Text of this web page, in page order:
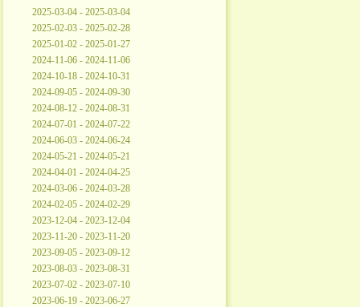
2025-03-04 - 2025-03-04
2025-02-03 - 2025-02-28
2025-01-02 - 2025-01-27
2024-11-06 - 2024-11-06
2024-10-18 - 2024-10-31
2024-09-05 - 2024-09-30
2024-08-12 - 2024-08-31
2024-07-01 - 2024-07-22
2024-06-03 - 2024-06-24
2024-05-21 - 2024-05-21
2024-04-01 - 2024-04-25
2024-03-06 - 2024-03-28
2024-02-05 - 2024-02-29
2023-12-04 - 2023-12-04
2023-11-20 - 2023-11-20
2023-09-05 - 2023-09-12
2023-08-03 - 2023-08-31
2023-07-02 - 2023-07-10
2023-06-19 - 2023-06-27